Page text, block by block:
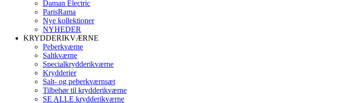
Daman Electric
ParisRama
Nye kollektioner
NYHEDER
KRYDDERIKVÆRNE
Peberkværne
Saltkværne
Specialkrydderikværne
Krydderier
Salt- og peberkværnsæt
Tilbehør til krydderikværne
SE ALLE krydderikværne